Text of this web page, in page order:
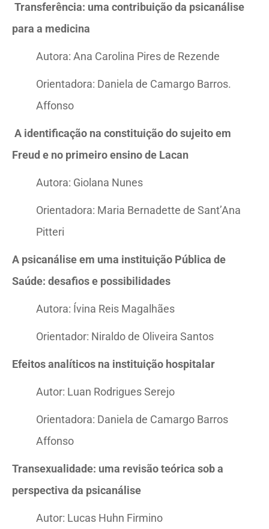
Transferência: uma contribuição da psicanálise
para a medicina
Autora: Ana Carolina Pires de Rezende
Orientadora: Daniela de Camargo Barros.
Affonso
A identificação na constituição do sujeito em
Freud e no primeiro ensino de Lacan
Autora: Giolana Nunes
Orientadora: Maria Bernadette de Sant’Ana
Pitteri
A psicanálise em uma instituição Pública de
Saúde: desafios e possibilidades
Autora: Ívina Reis Magalhães
Orientador: Niraldo de Oliveira Santos
Efeitos analíticos na instituição hospitalar
Autor: Luan Rodrigues Serejo
Orientadora: Daniela de Camargo Barros
Affonso
Transexualidade: uma revisão teórica sob a
perspectiva da psicanálise
Autor: Lucas Huhn Firmino